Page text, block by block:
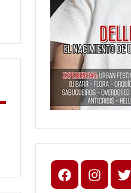
FacebookInstagram
X